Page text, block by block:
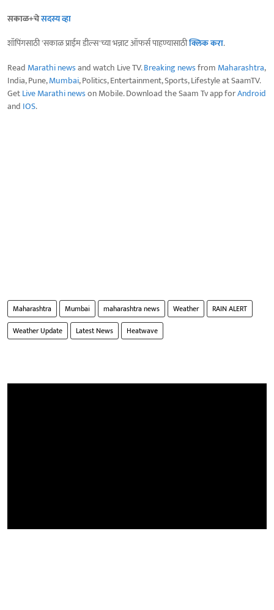
सकाळ+चेसदस्य व्हा
शॉपिंगसाठी 'सकाळ प्राईम डील्स'च्या भन्नाट ऑफर्स पाहण्यासाठीक्लिक करा.
Read Marathi newsand watch Live TV.Breaking newsfrom Maharashtra,
India, Pune,Mumbai, Politics, Entertainment, Sports, Lifestyle at SaamTV.
GetLive Marathi newson Mobile. Download the Saam Tv app forAndroid
and IOS.
Maharashtra Mumbai maharashtra news Weather
RAIN ALERT
Weather Update
Latest News Heatwave